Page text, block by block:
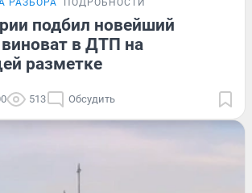
РАЗБОРА ПОДРОБНОСТИ
подбил новейший
в ДТП на
разметке
513 Обсудить